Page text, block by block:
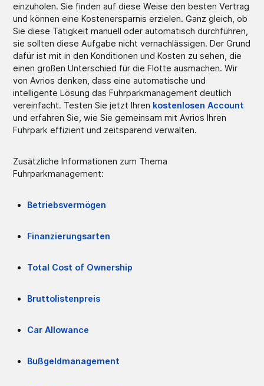
einzuholen. Sie finden auf diese Weise den besten Vertrag
und können eine Kostenersparnis erzielen. Ganz gleich, ob
Sie diese Tätigkeit manuell oder automatisch durchführen,
sie sollten diese Aufgabe nicht vernachlässigen. Der Grund
dafür ist mit in den Konditionen und Kosten zu sehen, die
einen großen Unterschied für die Flotte ausmachen. Wir
von Avrios denken, dass eine automatische und
intelligente Lösung das Fuhrparkmanagement deutlich
vereinfacht. Testen Sie jetzt Ihren kostenlosen Account
und erfahren Sie, wie Sie gemeinsam mit Avrios Ihren
Fuhrpark effizient und zeitsparend verwalten.
Zusätzliche Informationen zum Thema
Fuhrparkmanagement:
Betriebsvermögen
Finanzierungsarten
Total Cost of Ownership
Bruttolistenpreis
Car Allowance
Bußgeldmanagement